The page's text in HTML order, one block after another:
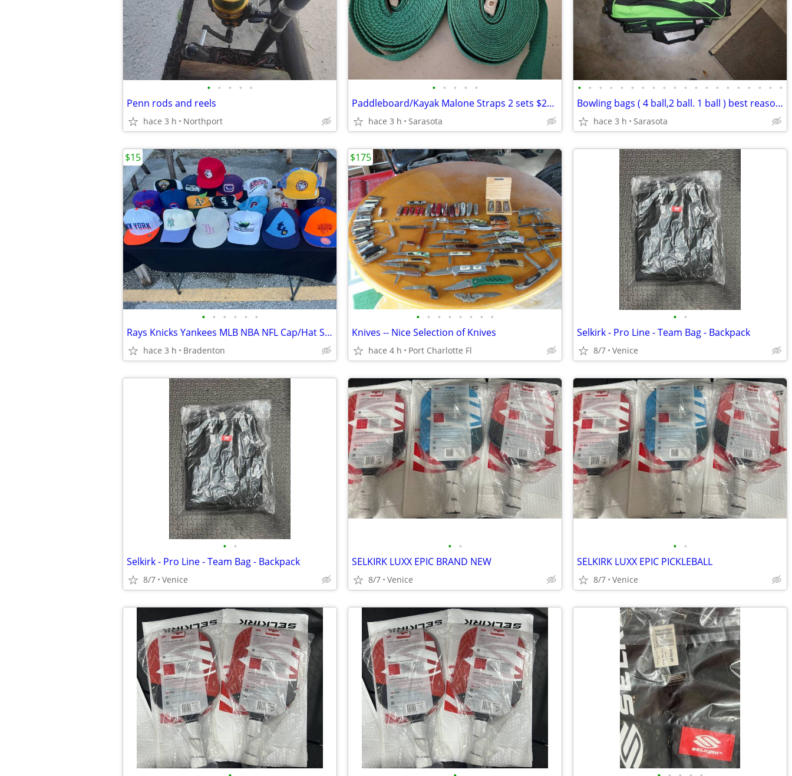
• • • • •
Penn rods and reels
hace 3 h Northport
• • • • •
Paddleboard/Kayak Malone Straps 2 sets $20 Cash
hace 3 h Sarasota
• • • • • • • • • • • • • • • • • • • •
Bowling bags ( 4 ball,2 ball. 1 ball ) best reasonable offer
hace 3 h Sarasota
• • • • • •
Rays Knicks Yankees MLB NBA NFL Cap/Hat Sale
hace 3 h Bradenton
$15
• • • • • • • •
Knives -- Nice Selection of Knives
hace 4 h Port Charlotte Fl
$175
• •
Selkirk - Pro Line - Team Bag - Backpack
8/7 Venice
• •
Selkirk - Pro Line - Team Bag - Backpack
8/7 Venice
• •
SELKIRK LUXX EPIC BRAND NEW
8/7 Venice
• •
SELKIRK LUXX EPIC PICKLEBALL
8/7 Venice